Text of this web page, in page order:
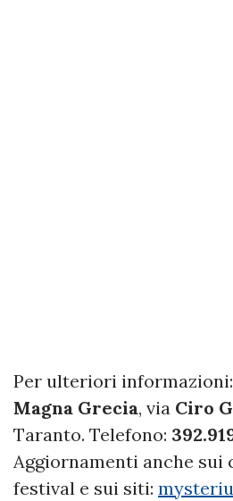
Per ulteriori informazioni:
Magna Grecia, via Ciro
Taranto. Telefono:
Aggiornamenti anche sui
festival e sui siti: